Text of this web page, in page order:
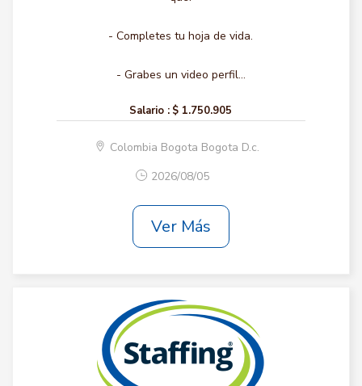
- Completes tu hoja de vida.
- Grabes un video perfil...
Salario : $ 1.750.905
Colombia Bogota Bogota D.c.
2026/08/05
Ver Más